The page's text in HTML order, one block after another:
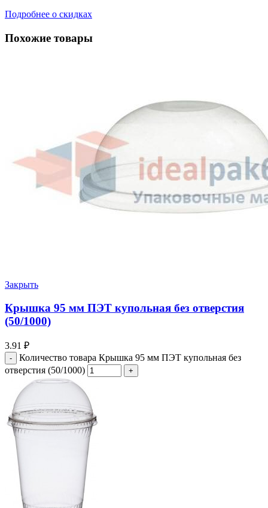
Подробнее о скидках
Похожие товары
Закрыть
Крышка 95 мм ПЭТ купольная без отверстия
(50/1000)
3.91 ₽
Количество товара Крышка 95 мм ПЭТ купольная без
отверстия (50/1000)